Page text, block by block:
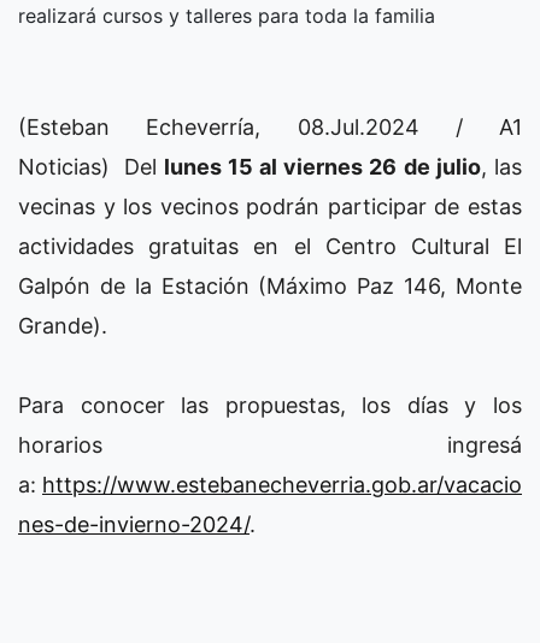
realizará cursos y talleres para toda la familia
(Esteban Echeverría, 08.Jul.2024 / A1
Noticias) Del lunes 15 al viernes 26 de julio, las
vecinas y los vecinos podrán participar de estas
actividades gratuitas en el Centro Cultural El
Galpón de la Estación (Máximo Paz 146, Monte
Grande).
Para conocer las propuestas, los días y los
horarios ingresá
a: https://www.estebanecheverria.gob.ar/vacacio
nes-de-invierno-2024/.